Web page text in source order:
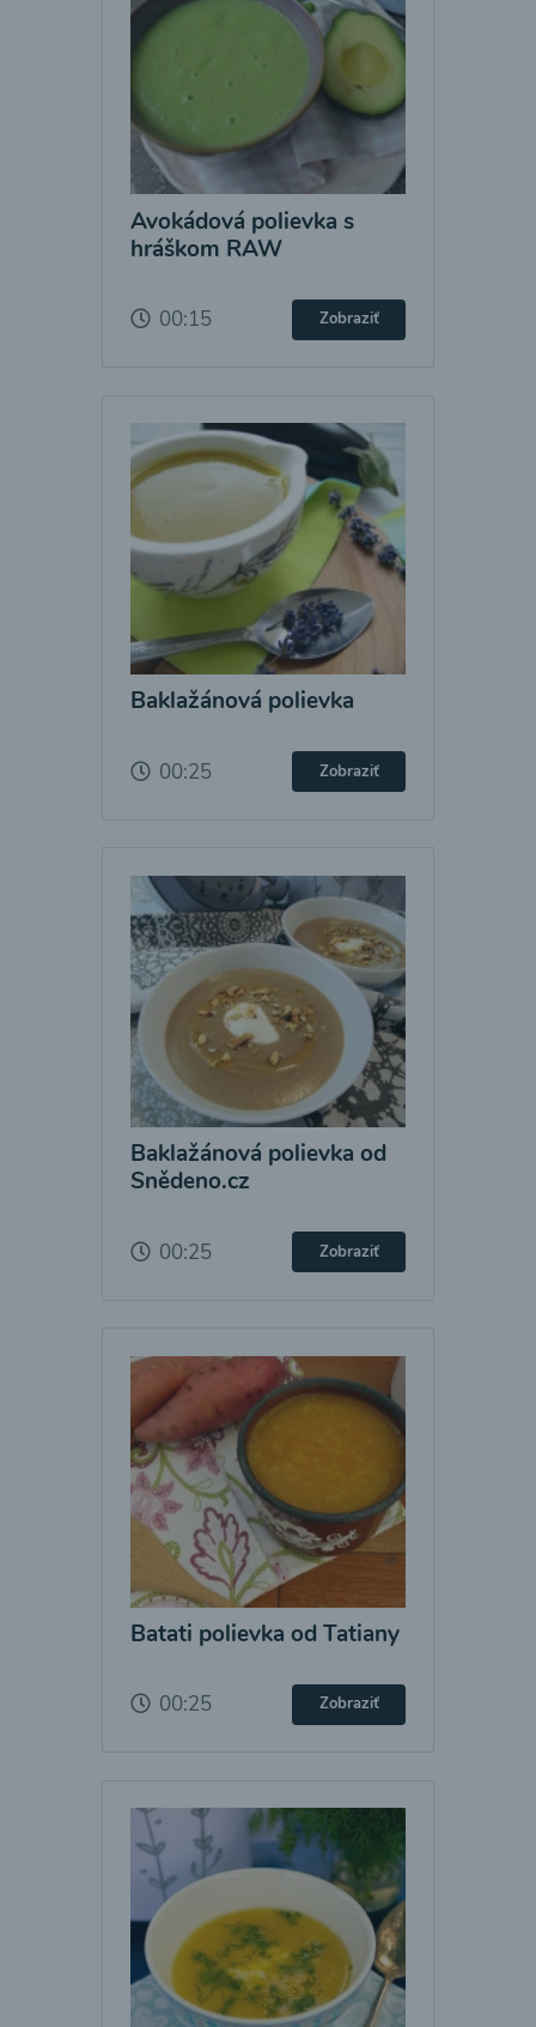
Avokádová polievka s
hráškom RAW
00:15 Zobraziť
Baklažánová polievka
00:25 Zobraziť
Baklažánová polievka od
Snědeno.cz
00:25 Zobraziť
Batati polievka od Tatiany
00:25 Zobraziť